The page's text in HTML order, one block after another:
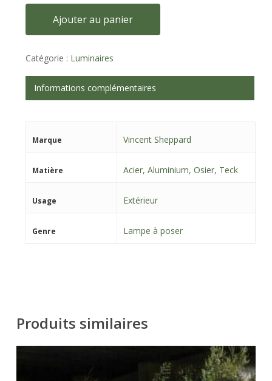
Ajouter au panier
Catégorie : Luminaires
Informations complémentaires
Marque Vincent Sheppard
Matière Acier, Aluminium, Osier, Teck
Usage Extérieur
Genre Lampe à poser
Produits similaires